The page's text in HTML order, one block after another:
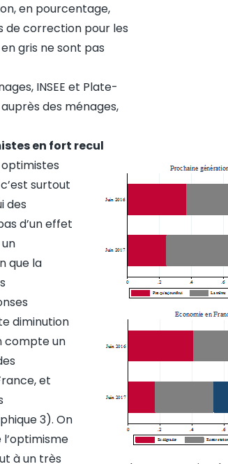
en pourcentage,
de correction pour les
gris ne sont pas
INSEE et Plate-
des ménages,
en fort recul
surtout
des
d’un effet
que la
diminution
compte un
et
3). On
à un très